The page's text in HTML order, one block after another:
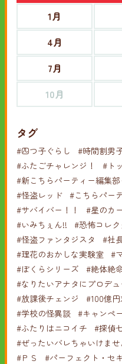
1月
4月
7月
10月
タグ
#四つ子ぐらし #時間割男
#ふたごチャレンジ！
#ト
#新こちらパーティー編集部
#怪盗レッド #こちらパー
#サバイバー！！
#星のカ
#いみちぇん!!
#恐怖コレク
#怪盗ファンタジスタ
#社
#理花のおかしな実験室 #
#ぼくらシリーズ
#絶体絶
#なりたいアナタにプロデュ
#放課後チェンジ
#100億円
#学校の怪異談 #キャンペ
#ふたりはニコイチ
#探偵
#ぜったいバレちゃいけませ
#ＰＳ
#パーフェクト・セ